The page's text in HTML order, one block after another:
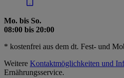
Mo. bis So.
08:00 bis 20:00
* kostenfrei aus dem dt. Fest- und
Weitere Kontaktmöglichkeiten und
Ernährungsservice.